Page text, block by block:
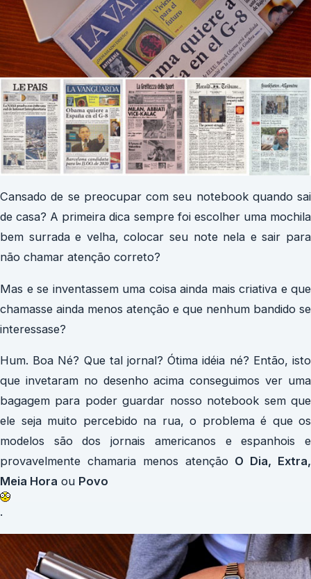
Cansado de se preocupar com seu notebook quando sai
de casa? A primeira dica sempre foi escolher uma mochila
bem surrada e velha, colocar seu note nela e sair para
não chamar atenção correto?
Mas e se inventassem uma coisa ainda mais criativa e que
chamasse ainda menos atenção e que nenhum bandido se
interessase?
Hum. Boa Né? Que tal jornal? Ótima idéia né? Então, isto
que invetaram no desenho acima conseguimos ver uma
bagagem para poder guardar nosso notebook sem que
ele seja muito percebido na rua, o problema é que os
modelos são dos jornais americanos e espanhois e
provavelmente chamaria menos atenção O Dia, Extra,
Meia Hora ou Povo
.